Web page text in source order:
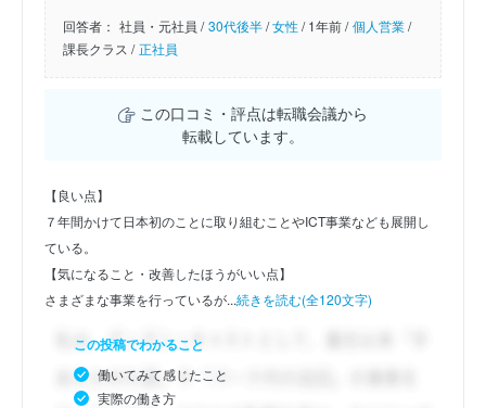
回答者： 社員・元社員 / 30代後半/女性/1年前 / 個人営業/
課長クラス / 正社員
この口コミ・評点は転職会議から
転載しています。
【良い点】
７年間かけて日本初のことに取り組むことやICT事業なども展開し
ている。
【気になること・改善したほうがいい点】
さまざまな事業を行っているが...続きを読む(全120文字)
この投稿でわかること
働いてみて感じたこと
実際の働き方